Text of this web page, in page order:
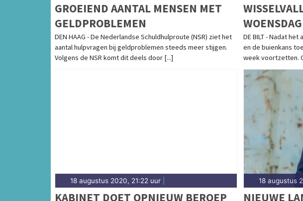
GROEIEND AANTAL MENSEN MET
GELDPROBLEMEN
DEN HAAG - De Nederlandse Schuldhulproute (NSR) ziet het
aantal hulpvragen bij geldproblemen steeds meer stijgen.
Volgens de NSR komt dit deels door [...]
DE BILT - Nadat
en de buienkans
week voortzetten.
18 augustus 2020, 21:22 uur
KABINET DOET OPNIEUW BEROEP
18 augustus
NIEUWE